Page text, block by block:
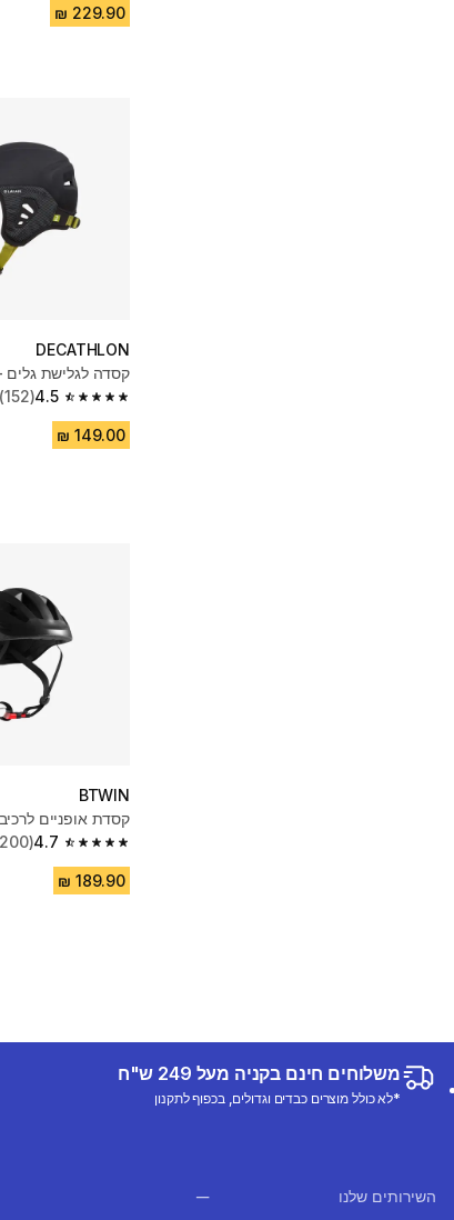
DECATHLON
קסדה לגלישת גלים
4.5
4.5 out of 5 stars from 152 reviews
(152)
BTWIN
קסדת אופניים לרכיבה
4.7
4.7 out of 5 stars from 2200 reviews
(2200)
משלוחים חינם בקניה מעל 249 ש"ח
*לא כולל מוצרים כבדים וגדולים, בכפוף לתקנון
השירותים שלנו